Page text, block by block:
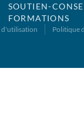
SOUTIEN-
FORMATIONS
Politique